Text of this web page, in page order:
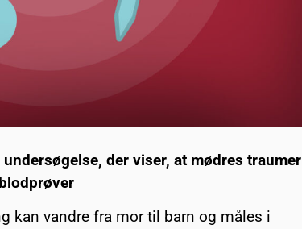
der viser, at mødres traumer
kan vandre fra mor til barn og måles i